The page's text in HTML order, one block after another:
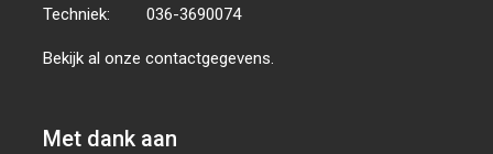
Techniek:
036-3690074
Bekijk al onzecontactgegevens
Met dank aan